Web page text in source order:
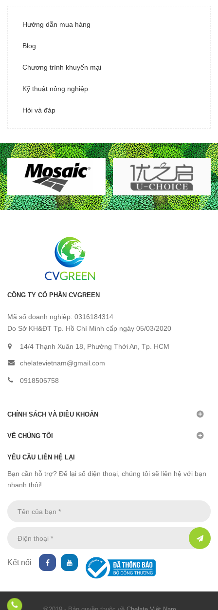
Hướng dẫn mua hàng
Blog
Chương trình khuyến mại
Kỹ thuật nông nghiệp
Hòi và đáp
CÔNG TY CỔ PHẦN CVGREEN
Mã số doanh nghiệp: 0316184314
Do Sở KH&ĐT Tp. Hồ Chí Minh cấp ngày 05/03/2020
14/4 Thạnh Xuân 18, Phường Thới An, Tp. HCM
chelatevietnam@gmail.com
0918506758
CHÍNH SÁCH VÀ ĐIỀU KHOẢN
VỀ CHÚNG TÔI
YÊU CẦU LIÊN HỆ LẠI
Bạn cần hỗ trợ? Để lại số điện thoại, chúng tôi sẽ liên hệ với bạn
nhanh thôi!
Kết nối